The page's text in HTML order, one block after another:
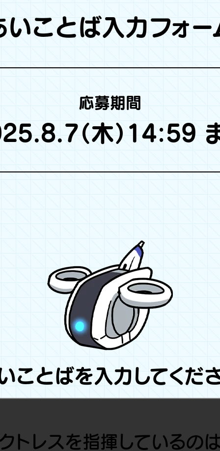
いことば入力フォー
応募期間
（木）14:59
ことばを入力してくだ
トレスを指揮しているの